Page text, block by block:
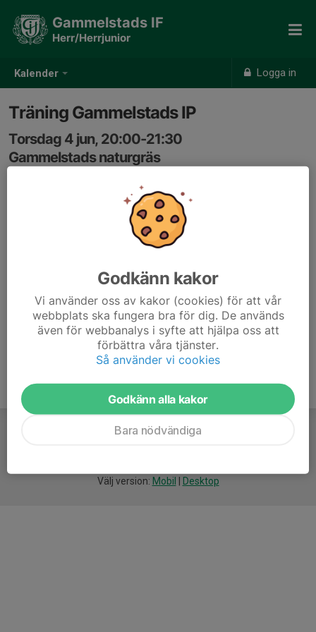
Kalender Logga in
Gammelstads IF
Herr/Herrjunior
Träning Gammelstads IP
Torsdag 4 jun, 20:00-21:30
Gammelstads naturgräs
Samling: 19:50, Omklädningsrum #5 Kansliet
Välj version: Mobil Desktop
Godkänn kakor
Vi använder oss av kakor (cookies) för att vår
webbplats ska fungera bra för dig. De används
även för webbanalys i syfte att hjälpa oss att
förbättra våra tjänster.
Så använder vi cookies
Godkänn alla kakor
Bara nödvändiga